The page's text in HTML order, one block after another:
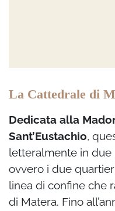
La Cattedrale di
Dedicata alla
Sant’Eustachio,
letteralmente in due
ovvero i due
linea di confine che
di Matera. Fino